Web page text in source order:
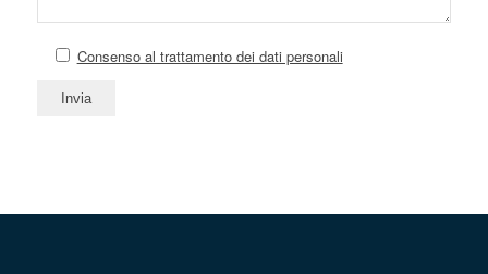
Consenso al trattamento dei dati personali